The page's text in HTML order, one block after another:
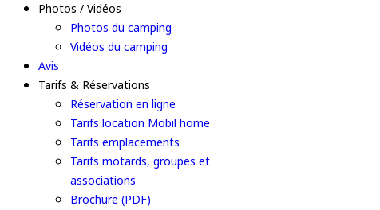
Photos / Vidéos
Photos du camping
Vidéos du camping
Avis
Tarifs & Réservations
Réservation en ligne
Tarifs location Mobil home
Tarifs emplacements
Tarifs motards, groupes et
associations
Brochure (PDF)